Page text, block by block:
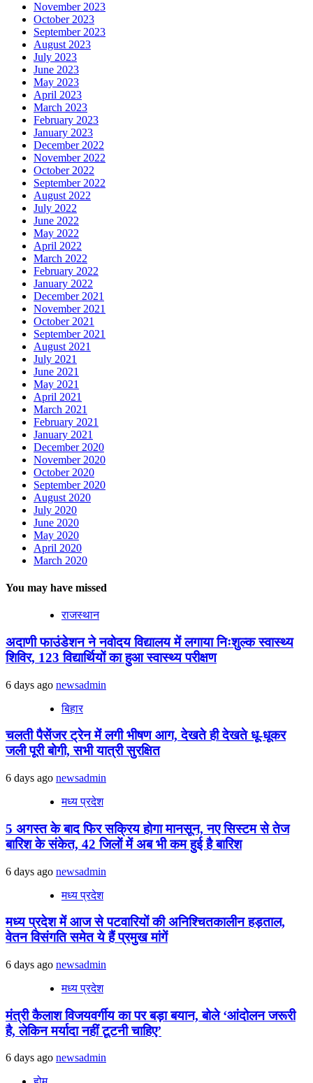
November 2023
October 2023
September 2023
August 2023
July 2023
June 2023
May 2023
April 2023
March 2023
February 2023
January 2023
December 2022
November 2022
October 2022
September 2022
August 2022
July 2022
June 2022
May 2022
April 2022
March 2022
February 2022
January 2022
December 2021
November 2021
October 2021
September 2021
August 2021
July 2021
June 2021
May 2021
April 2021
March 2021
February 2021
January 2021
December 2020
November 2020
October 2020
September 2020
August 2020
July 2020
June 2020
May 2020
April 2020
March 2020
You may have missed
राजस्थान
अदाणी फाउंडेशन ने नवोदय विद्यालय में लगाया निःशुल्क स्वास्थ्य
शिविर, 123 विद्यार्थियों का हुआ स्वास्थ्य परीक्षण
6 days ago newsadmin
बिहार
चलती पैसेंजर ट्रेन में लगी भीषण आग, देखते ही देखते धू-धूकर
जली पूरी बोगी, सभी यात्री सुरक्षित
6 days ago newsadmin
मध्य प्रदेश
5 अगस्त के बाद फिर सक्रिय होगा मानसून, नए सिस्टम से तेज
बारिश के संकेत, 42 जिलों में अब भी कम हुई है बारिश
6 days ago newsadmin
मध्य प्रदेश
मध्य प्रदेश में आज से पटवारियों की अनिश्चितकालीन हड़ताल,
वेतन विसंगति समेत ये हैं प्रमुख मांगें
6 days ago newsadmin
मध्य प्रदेश
मंत्री कैलाश विजयवर्गीय का पर बड़ा बयान, बोले ‘आंदोलन जरूरी
है, लेकिन मर्यादा नहीं टूटनी चाहिए’
6 days ago newsadmin